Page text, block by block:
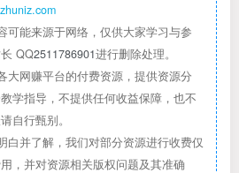
可能来源于网络，仅供大家学习与参
QQ2511786901进行删除处理。
大网赚平台的付费资源，提供资源分
学指导，不提供任何收益保障，也不
自行甄别。
白并了解，我们对部分资源进行收费仅
，并对资源相关版权问题及其准确